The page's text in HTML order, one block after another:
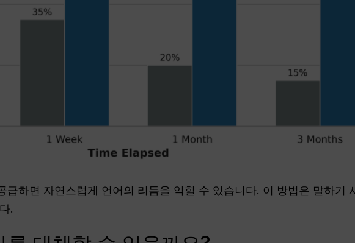
급하면 자연스럽게 언어의 리듬을 익힐 수 있습니다. 이 방법은 말하기
.